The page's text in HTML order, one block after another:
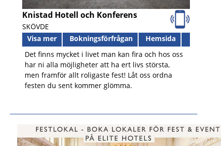
Knistad Hotell och Konferens
SKÖVDE
Visa mer
Bokningsförfrågan
Hemsida
Det finns mycket i livet man kan fira och hos oss
har ni alla möjligheter att ha ert livs största,
men framför allt roligaste fest! Låt oss ordna
festen du sent kommer glömma.